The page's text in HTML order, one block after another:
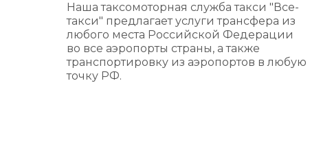
Наша таксомоторная служба такси "Все-
такси" предлагает услуги трансфера из
любого места Российской Федерации
во все аэропорты страны, а также
транспортировку из аэропортов в любую
точку РФ.